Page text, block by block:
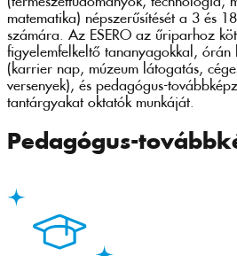
matematika) népszerűsítését a 3 és
számára. Az ESERO az űriparhoz
figyelemfelkeltő tananyagokkal, órán
(karrier nap, múzeum látogatás,
versenyek), és pedagógus-
tantárgyakat oktatók munkáját.
Pedagógus-